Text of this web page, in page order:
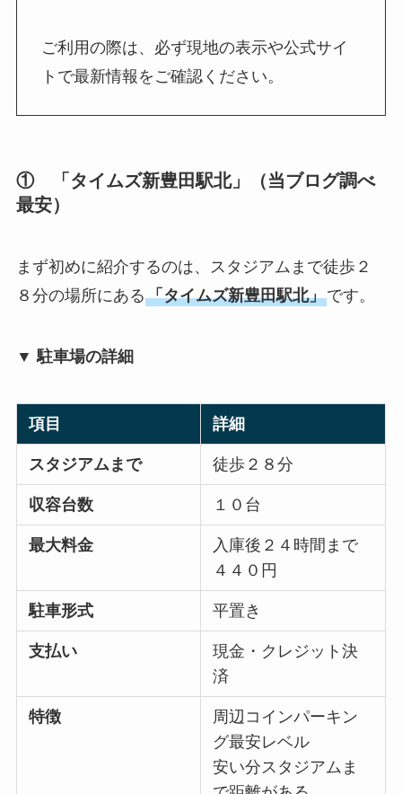
ご利用の際は、必ず現地の表示や公式サイ
トで最新情報をご確認ください。
① 「タイムズ新豊田駅北」（当ブログ調べ
最安）
まず初めに紹介するのは、スタジアムまで徒歩２
８分の場所にある「タイムズ新豊田駅北」です。
▼ 駐車場の詳細
項目 詳細
スタジアムまで 徒歩２８分
収容台数 １０台
最大料金
入庫後２４時間まで
４４０円
駐車形式 平置き
支払い
現金・クレジット決
済
特徴
周辺コインパーキン
グ最安レベル
安い分スタジアムま